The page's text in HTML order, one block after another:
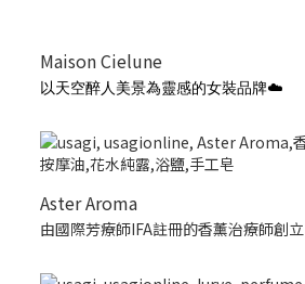
Maison Cielune
以天空醉人美景為靈感的女裝品牌☁️
Aster Aroma
由國際芳療師IFA註冊的香薰治療師創立